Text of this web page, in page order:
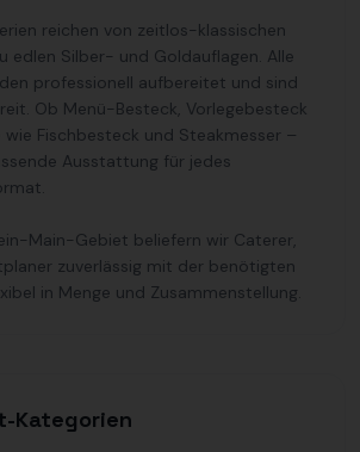
reichen von zeitlos-klassischen
edlen Silber- und Goldauflagen. Alle
professionell aufbereitet und sind
Ob Menü-Besteck, Vorlegebesteck
Fischbesteck und Steakmesser –
Ausstattung für jedes
Main-Gebiet beliefern wir Caterer,
zuverlässig mit der benötigten
in Menge und Zusammenstellung.
Kategorien